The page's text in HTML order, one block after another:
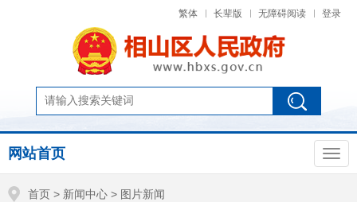
繁体 长辈版 无障碍阅读 登录
网站首页
首页 > 新闻中心 > 图片新闻